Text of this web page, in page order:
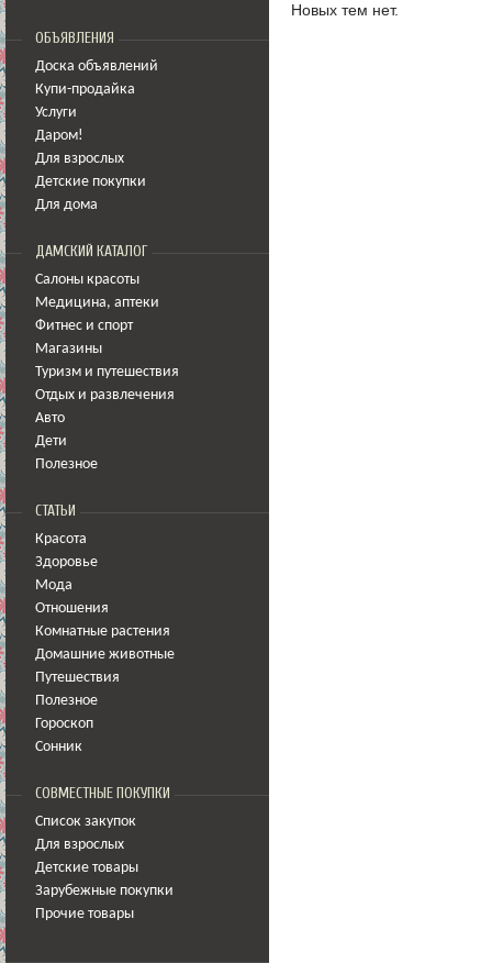
ОБЪЯВЛЕНИЯ
Доска объявлений
Купи-продайка
Услуги
Даром!
Для взрослых
Детские покупки
Для дома
ДАМСКИЙ КАТАЛОГ
Салоны красоты
Медицина, аптеки
Фитнес и спорт
Магазины
Туризм и путешествия
Отдых и развлечения
Авто
Дети
Полезное
СТАТЬИ
Красота
Здоровье
Мода
Отношения
Комнатные растения
Домашние животные
Путешествия
Полезное
Гороскоп
Сонник
СОВМЕСТНЫЕ ПОКУПКИ
Список закупок
Для взрослых
Детские товары
Зарубежные покупки
Прочие товары
Новых тем нет.